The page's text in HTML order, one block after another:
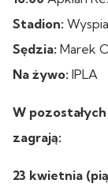
Stadion:
Sędzia: Marek
Na żywo: IPLA
W
zagrają:
23 kwietnia